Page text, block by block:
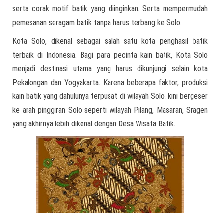
serta corak motif batik yang diinginkan. Serta mempermudah
pemesanan seragam batik tanpa harus terbang ke Solo.
Kota Solo, dikenal sebagai salah satu kota penghasil batik
terbaik di Indonesia. Bagi para pecinta kain batik, Kota Solo
menjadi destinasi utama yang harus dikunjungi selain kota
Pekalongan dan Yogyakarta. Karena beberapa faktor, produksi
kain batik yang dahulunya terpusat di wilayah Solo, kini bergeser
ke arah pinggiran Solo seperti wilayah Pilang, Masaran, Sragen
yang akhirnya lebih dikenal dengan Desa Wisata Batik.